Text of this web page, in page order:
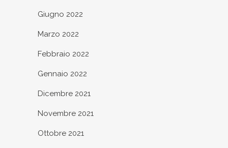
Giugno 2022
Marzo 2022
Febbraio 2022
Gennaio 2022
Dicembre 2021
Novembre 2021
Ottobre 2021